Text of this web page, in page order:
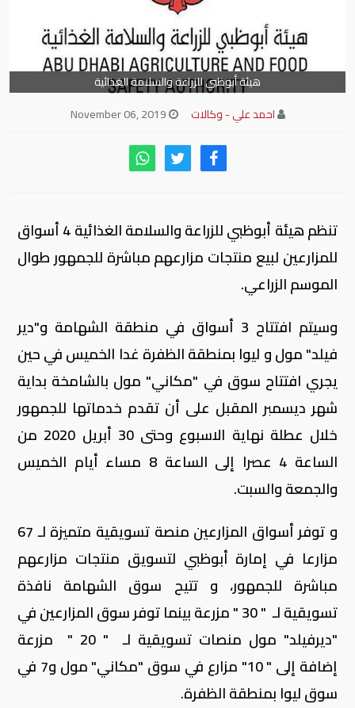
هيئة أبوظبي للزراعة والسلامة الغذائية
احمد علي - وكالات
تنظم هيئة أبوظبي للزراعة والسلامة الغذائية 4 أسواق
للمزارعين لبيع منتجات مزارعهم مباشرة للجمهور طوال
الموسم الزراعي.
وسيتم افتتاح 3 أسواق في منطقة الشهامة و"دير
فيلد" مول و ليوا بمنطقة الظفرة غدا الخميس في حين
يجري افتتاح سوق في "مكاني" مول بالشامخة بداية
شهر ديسمبر المقبل على أن تقدم خدماتها للجمهور
خلال عطلة نهاية الاسبوع وحتى 30 أبريل 2020 من
الساعة 4 عصرا إلى الساعة 8 مساء أيام الخميس
والجمعة والسبت.
و توفر أسواق المزارعين منصة تسويقية متميزة لـ 67
مزارعا في إمارة أبوظبي لتسويق منتجات مزارعهم
مباشرة للجمهور، و تتيح سوق الشهامة نافذة
تسويقية لـ " 30 " مزرعة بينما توفر سوق المزارعين في
"ديرفيلد" مول منصات تسويقية لـ " 20 " مزرعة
إضافة إلى " 10" مزارع في سوق "مكاني" مول و7 في
سوق ليوا بمنطقة الظفرة.